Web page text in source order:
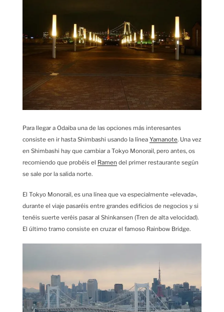
Para llegar a Odaiba una de las opciones más interesantes
consiste en ir hasta Shimbashi usando la línea Yamanote. Una vez
en Shimbashi hay que cambiar a Tokyo Monorail, pero antes, os
recomiendo que probéis el Ramen del primer restaurante según
se sale por la salida norte.
El Tokyo Monorail, es una línea que va especialmente «elevada»,
durante el viaje pasaréis entre grandes edificios de negocios y si
tenéis suerte veréis pasar al Shinkansen (Tren de alta velocidad).
El último tramo consiste en cruzar el famoso Rainbow Bridge.